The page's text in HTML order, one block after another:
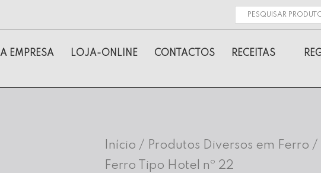
Pesquisar
A EMPRESA LOJA-ONLINE CONTACTOS RECEITAS
Início / Produtos Diversos em Ferro /
Ferro Tipo Hotel nº 22